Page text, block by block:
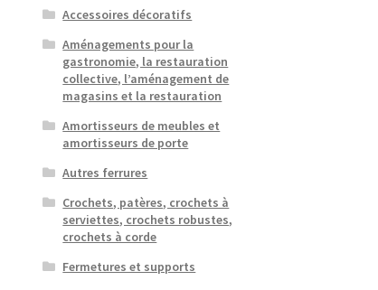
Accessoires décoratifs
Aménagements pour la
gastronomie, la restauration
collective, l’aménagement de
magasins et la restauration
Amortisseurs de meubles et
amortisseurs de porte
Autres ferrures
Crochets, patères, crochets à
serviettes, crochets robustes,
crochets à corde
Fermetures et supports